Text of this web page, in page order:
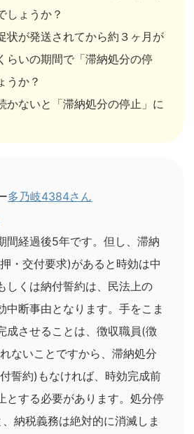
しょうか？
状が発送されてから約３ヶ月が
らいの期間で「滞納処分の停
うか？
かないと「滞納処分の停止」に
多乃岐4384さん
間経過後5年です。但し、滞納
・交付要求)があると時効は中
しくは納付誓約は、民法上の
中断事由となります。手をこま
成させることは、徴収職員(徴
ないことですから、滞納処分
誓約)もなければ、時効完成前
とする必要があります。処分停
納税義務は絶対的に消滅しま